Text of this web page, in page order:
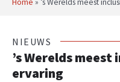
NIEUWS
’s Werelds
ervaring